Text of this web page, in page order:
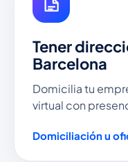
Tener
Barcelona
Domicilia tu
virtual con
Domiciliación u